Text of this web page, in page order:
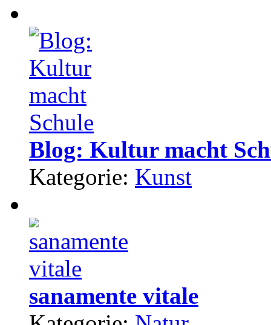
Blog: Kultur macht
Kategorie: Kunst
sanamente vitale